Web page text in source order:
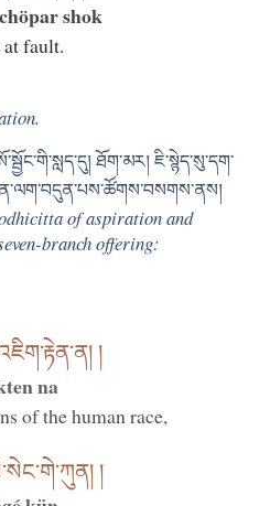
shok
fault.
ཐོག་མར། ཇི་སྙེད་སུ་དག་
of aspiration and
branch offering:
།
na
of the human race,
།